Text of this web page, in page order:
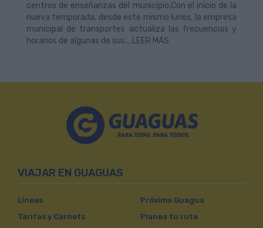
centros de enseñanzas del municipio.Con el inicio de la
nueva temporada, desde este mismo lunes, la empresa
municipal de transportes actualiza las frecuencias y
horarios de algunas de sus... LEER MÁS
VIAJAR EN GUAGUAS
Líneas
Tarifas y Carnets
Próxima Guagua
Planea tu ruta